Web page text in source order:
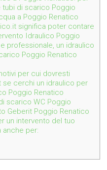
di scarico Poggio
a Poggio Renatico
significa poter contare
Idraulico Poggio
professionale, un idraulico
Poggio Renatico
per cui dovresti
se cerchi un idraulico per
Poggio Renatico
scarico WC Poggio
Geberit Poggio Renatico
un intervento del tuo
anche per: